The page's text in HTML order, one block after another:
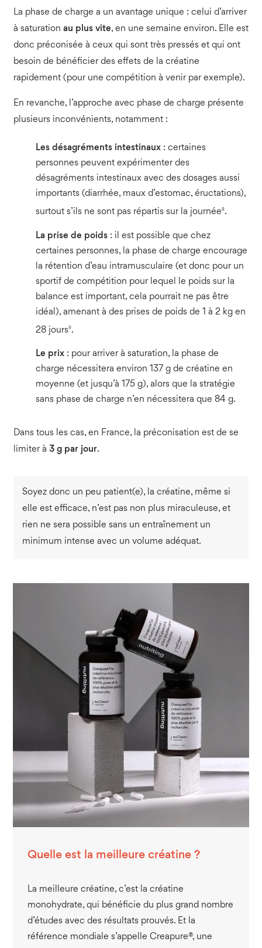
La phase de charge a un avantage unique : celui d’arriver
à saturation au plus vite, en une semaine environ. Elle est
donc préconisée à ceux qui sont très pressés et qui ont
besoin de bénéficier des effets de la créatine
rapidement (pour une compétition à venir par exemple).
En revanche, l’approche avec phase de charge présente
plusieurs inconvénients, notamment :
Les désagréments intestinaux: certaines
personnes peuvent expérimenter des
désagréments intestinaux avec des dosages aussi
importants (diarrhée, maux d’estomac, éructations),
surtout s’ils ne sont pas répartis sur la journée8.
La prise de poids: il est possible que chez
certaines personnes, la phase de charge encourage
la rétention d’eau intramusculaire (et donc pour un
sportif de compétition pour lequel le poids sur la
balance est important, cela pourrait ne pas être
idéal), amenant à des prises de poids de 1 à 2 kg en
28 jours9.
Le prix: pour arriver à saturation, la phase de
charge nécessitera environ 137 g de créatine en
moyenne (et jusqu’à 175 g), alors que la stratégie
sans phase de charge n’en nécessitera que 84 g.
Dans tous les cas, en France, la préconisation est de se
limiter à 3 g par jour.
Soyez donc un peu patient(e), la créatine, même si
elle est efficace, n’est pas non plus miraculeuse, et
rien ne sera possible sans un entraînement un
minimum intense avec un volume adéquat.
Quelle est la meilleure créatine ?
La meilleure créatine, c’est la créatine
monohydrate, qui bénéficie du plus grand nombre
d’études avec des résultats prouvés. Et la
référence mondiale s’appelle Creapure®, une